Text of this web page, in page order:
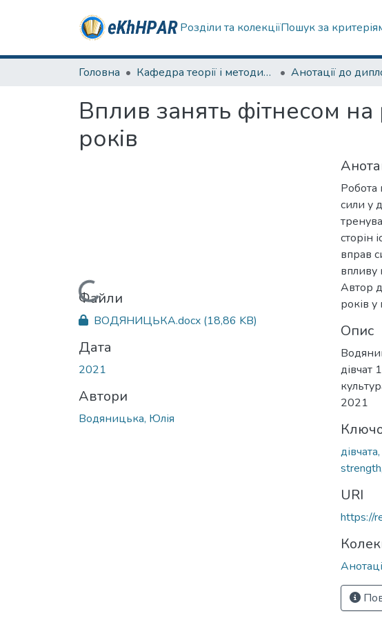
Розділи та колекціїПошук за
Головна Кафедра теорії і методики фізичного виховання
Вплив занять фітнесом на
років
Вантажиться...
Файли
ВОДЯНИЦЬКА.docx (18,86 KB)
Дата
2021
Автори
Водяницька, Юлія
Робота
сили у
сторін
вправ
впливу
Автор
років у
Опис
дівчат
2021
URI
https://